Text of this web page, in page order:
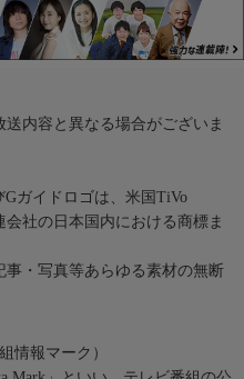
内容と異なる場合がございま
ガイドロゴは、米国TiVo
社の日本国内における商標ま
事・写真等あらゆる素材の無断
情報マーク）